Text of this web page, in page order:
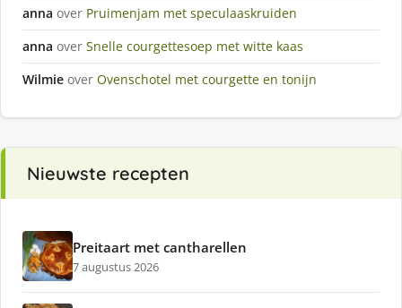
anna over Pruimenjam met speculaaskruiden
anna over Snelle courgettesoep met witte kaas
Wilmie over Ovenschotel met courgette en tonijn
Nieuwste recepten
Preitaart met cantharellen
7 augustus 2026